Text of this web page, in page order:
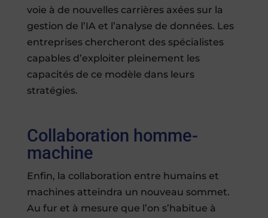
voie à de nouvelles carrières axées sur la
gestion de l’IA et l’analyse de données. Les
entreprises chercheront des spécialistes
capables d’exploiter pleinement les
capacités de ce modèle dans leurs
stratégies.
Collaboration homme-
machine
Enfin, la collaboration entre humains et
machines atteindra un nouveau sommet.
Au fur et à mesure que l’on s’habitue à